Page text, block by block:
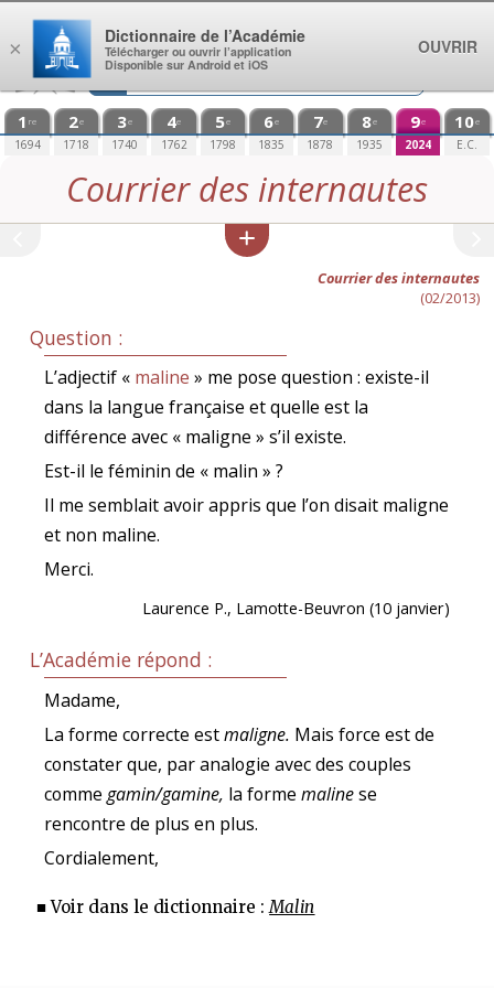
Aller au contenu
1 re
1694
2e
1718
3e
1740
4e
1762
5e
1798
6e
1835
7e
1878
8e
1935
9e
2024
10e
E.C.
Courrier des internautes
Courrier des internautes
(02/2013)
Question :
L’adjectif « maline » me pose question : existe-il
dans la langue française et quelle est la
différence avec « maligne » s’il existe.
Est-il le féminin de « malin » ?
Il me semblait avoir appris que l’on disait maligne
et non maline.
Merci.
Laurence P., Lamotte-Beuvron (10 janvier)
L’Académie répond :
Madame,
La forme correcte estmaligne. Mais force est de
constater que, par analogie avec des couples
comme gamin/gamine, la forme malinese
rencontre de plus en plus.
Cordialement,
■ Voir dans le dictionnaire :Malin
×
Dictionnaire de l’Académie
Télécharger ou ouvrir l’application
Disponible sur Android et iOS
OUVRIR